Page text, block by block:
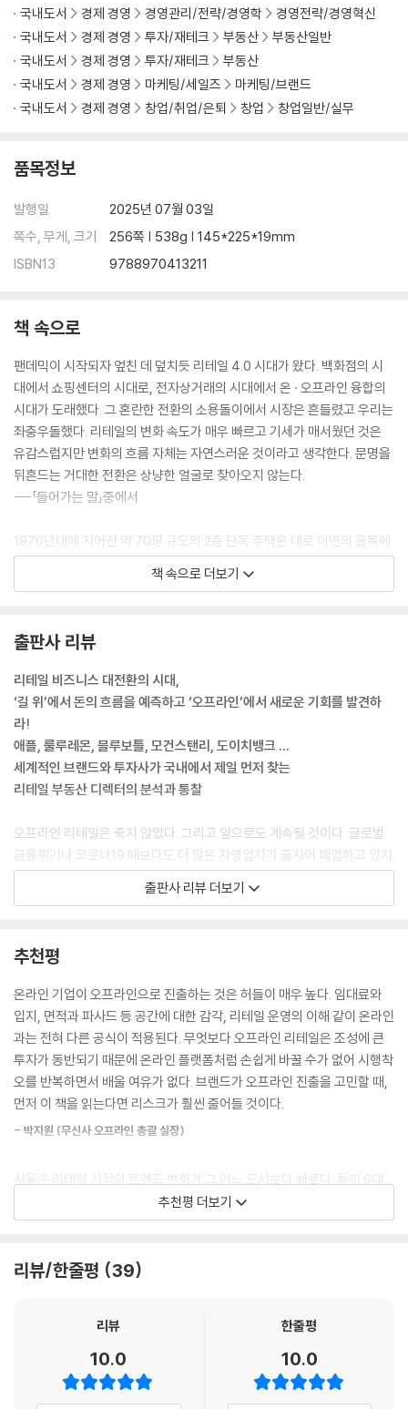
1 리테일 생태계의 재편
2 힘의 전환
3 전통 상권이 무너지고 신흥 상권이 도약한 이유
4 하이스트리트의 회복력과 성장력
5장 레이어: 상권 경쟁력을 만드는 시간과 문화의 결
1 상권의 생애 주기
3 한국 경제의 살아 있는 유산, 명동
4 한남, 글로벌 문화와 재벌 문화의 하이브리드
〉 소셜 인프라가 결정하는 상권의 미래 가치_ 상인베스트먼트 한상웅 대표
1 입신출세의 관문이 된 6대 하이스트리트
2 상업적 성공과 권위의 상징 명동, 홍대, 강남
3 기성과 차별되는 독자적 가치의 징표
4 유통 채널의 변화와 새로운 등용문의 출현
〉 17년 브랜드 여정으로 읽는 도산과 한남 상권의 경제학_ 유니페어 강재
영 대표
7장 K: 하이스트리트의 새로운 엔진, K웨이브
1 불황의 늪에 빠진 대한민국
2 ‘글로컬’ 시장과 한류 제너레이션
3 방문의 목적지가 된 K앵커들
장
8장 연결: 시간과 시대와 사람과 브랜드가 만나는 장소
1 상권과 조직의 유사성
2 문명화 과정으로서의 상권
3 포용적 연결과 선택적 연결이 만든 아이덴티티
참고문헌
국내도서
경제 경영 경영관리/전략/경영학
경영전략/경영혁신
국내도서
경제 경영 투자/재테크 부동산
부동산일반
국내도서
경제 경영 투자/재테크
부동산
국내도서
경제 경영 마케팅/세일즈
마케팅/브랜드
국내도서
경제 경영 창업/취업/은퇴 창업 창업일반/실무
품목정보
발행일
2025년 07월 03일
쪽수, 무게, 크기
256쪽 | 538g | 145*225*19mm
ISBN13
9788970413211
책 속으로
팬데믹이 시작되자 엎친 데 덮치듯 리테일 4.0 시대가 왔다. 백화점의 시
대에서 쇼핑센터의 시대로, 전자상거래의 시대에서 온 · 오프라인 융합의
시대가 도래했다. 그 혼란한 전환의 소용돌이에서 시장은 흔들렸고 우리는
좌충우돌했다. 리테일의 변화 속도가 매우 빠르고 기세가 매서웠던 것은
유감스럽지만 변화의 흐름 자체는 자연스러운 것이라고 생각한다. 문명을
뒤흔드는 거대한 전환은 상냥한 얼굴로 찾아오지 않는다.
---「들어가는 말」중에서
1970년대에 지어진 약 70평 규모의 2층 단독 주택은 대로 이면의 골목에
늘어선 노후 주택 중 하나였다. 르메르는 기존 건물의 구조적 특성과 축적
된 시간의 결을 존중하면서도 현대화된 공간으로 재탄생시켰다. 거주를 위
브랜드 정체성과 지역성이 유기적 조화를 이루었다는 점에서 주목할 만하
다.
---「1장 밸류애드」중에서
체험형 리테일은 고객이 상품이나 서비스를 직접 겪어 보고 구매 여부를
판단하는 데 기여하는 기능형 쇼룸에 가깝다. 요즘은 일상에 필요한 모든
제품을 오프라인보다 온라인에서 구매한다. 그중 안마의자, 침대 매트리
목이다. 소비자 관여도가 높은 제품의 브랜드들은 고객의 ‘제품 체험’을 활
성화하기 위해 체험형 리테일을 만들었다. 그 후 제품 체험형 쇼룸보다 진
화한 커뮤니케이션 공간 모델이 소비자들의 호응을 얻었는데, 바로 경험형
---「2장 앵커」중에서
도산의 런던베이글뮤지엄과 스타벅스 리저브 프리미엄, 성수의 자연도소
는 F&B 매장들이다. 감성적인 분위기와 인테리어, 개성 넘치는 메뉴, 키오
스크가 아닌 사람이 제공하는 특유의 서비스가 사람들을 끌어들인다. 크거
나 화려하지 않고 자동화 서비스를 대개 도입하지 않아 다소 불편한 매장
에 사람들이 기꺼이 줄을 서는 이유가 무엇인지, ‘편리의 시대’에 인간이 과
연 필요로 하는 것이 무엇인지 숙고해 볼 만하다.
---「3장 파사드」중에서
개별 상권의 특성, 주요 소비자층, 테넌트 구성, 무엇보다 내부 경제 구조
의 차이 때문일 것이다. 임대료 체계, 소유 구조, 자본 집약도, 이해관계자
들의 의사 결정 경향성은 상권의 보이지 않는 질서를 만든다. 시장의 보이
인 영향을 미친 것이다.
---「4장 팬데믹」중에서
상권의 생애 주기를 파괴하는 예외적인 사례도 있다. 성수는 일반적인 상
권 발달 패턴을 따르지 않고, 압축적 성장 가도를 달렸다. 유아기에서 성년
기까지의 상권 성장은 10년 이상 걸리는 데 성수는 오랫동안 유아기에 머
물다 급격히 성장해 상권 발달의 최고 단계로 들어섰다. 대림창고와 같은
책 속으로 더보기
출판사 리뷰
리테일 비즈니스 대전환의 시대,
‘길 위’에서 돈의 흐름을 예측하고 ‘오프라인’에서 새로운 기회를 발견하
라!
애플, 룰루레몬, 블루보틀, 모건스탠리, 도이치뱅크 …
세계적인 브랜드와 투자사가 국내에서 제일 먼저 찾는
리테일 부동산 디렉터의 분석과 통찰
오프라인 리테일은 죽지 않았다. 그리고 앞으로도 계속될 것이다. 글로벌
금융위기나 코로나19 때보다도 더 많은 자영업자가 줄지어 폐업하고 있지
만, 불황 속 호황을 누리는 곳들도 있다. 성수나 명동 같은 서울의 번화가를
걷다 보면 수많은 인파와 끊임없이 쏟아지는 상품들로 불황의 굴레에 갇혀
《서울의 하이스트리트》 저자는 활기찬 분위기가 가득한 번화가의 매장에
서 비즈니스의 성장 단서를 발견한다.
저자 김성순은 부동산 서비스 회사 쿠시먼앤드웨이크필드(Cushman &
Wakefield, C&W)의 부대표로 부동산 개발과 투자, 매각에 관해 자문하
고, 상업 시설을 직접 기획하거나 운영 컨설팅을 해 왔다. 그의 지휘 아래
애플, 블루보틀 등의 세계적인 브랜드가 국내에 진출했고 티파니 앤 코, 펜
다. 브랜드만이 아니라 디타워, 파라다이스시티 등의 복합 상업 시설 또한
드의 흥망성쇠를 지켜봐 온 그는 전문 지식과 현장에서 쌓은 감각, 오랜 경
험으로 얻은 지혜를 바탕으로 오프라인 리테일의 사용법을 알려준다.
트’를 대상으로 사람들의 발길이 끊이지 않는 브랜드와 건물이 가진 비결
부동산 업계의 모든 관계자가 주목할 만한 현상을 여덟 개로 추려 설명한
다. 부동산 가치를 올려 수익을 극대화하는 전략인 ‘밸류애드(value-ad
d)’, 사람을 끌어들이는 상징인 ‘앵커(anchor)’, 브랜드의 얼굴이자 아이
덴티티 강화의 미디어로 자리한 ‘파사드(facade)’, 리테일의 기능을 결정
출판사 리뷰 더보기
추천평
온라인 기업이 오프라인으로 진출하는 것은 허들이 매우 높다. 임대료와
입지, 면적과 파사드 등 공간에 대한 감각, 리테일 운영의 이해 같이 온라인
과는 전혀 다른 공식이 적용된다. 무엇보다 오프라인 리테일은 조성에 큰
투자가 동반되기 때문에 온라인 플랫폼처럼 손쉽게 바꿀 수가 없어 시행착
오를 반복하면서 배울 여유가 없다. 브랜드가 오프라인 진출을 고민할 때,
먼저 이 책을 읽는다면 리스크가 훨씬 줄어들 것이다.
- 박지원 (무신사 오프라인 총괄 실장)
서울은 리테일 시장의 트렌드 변화가 그 어느 도시보다 빠르다. 특히 6대
상권은 부동산 자산운용사나 기관 투자자들도 적응이 쉽지 않을 정도로 급
격한 변화를 겪고 있다. ‘대한민국 리테일 부동산’ 하면 가장 먼저 떠오르는
물론, 리테일 시장의 미래가 궁금한 모든 이들에게 최고의 참고서가 될 것
플라츠(PLATZ)를 중심으로, 성수동을 실험실 삼아 온 실무자의 눈으로
보건대 이 책은 ‘현장감 있는 도시 인문학’ 그 자체다. 책 속에는 글로벌 하
추천평 더보기
리뷰/한줄평 39
리뷰
10.0
한줄평
10.0